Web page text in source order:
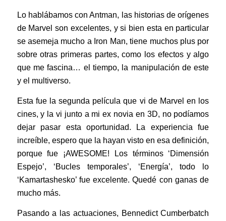
Lo hablábamos con Antman, las historias de orígenes
de Marvel son excelentes, y si bien esta en particular
se asemeja mucho a Iron Man, tiene muchos plus por
sobre otras primeras partes, como los efectos y algo
que me fascina… el tiempo, la manipulación de este
y el multiverso.
Esta fue la segunda película que vi de Marvel en los
cines, y la vi junto a mi ex novia en 3D, no podíamos
dejar pasar esta oportunidad. La experiencia fue
increíble, espero que la hayan visto en esa definición,
porque fue ¡AWESOME! Los términos ‘Dimensión
Espejo’, ‘Bucles temporales’, ‘Energía’, todo lo
‘Kamartashesko’ fue excelente. Quedé con ganas de
mucho más.
Pasando a las actuaciones, Bennedict Cumberbatch